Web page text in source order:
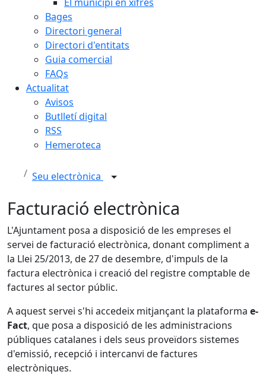
Bages
Directori general
Directori d'entitats
Guia comercial
FAQs
Actualitat
Avisos
Butlletí digital
RSS
Hemeroteca
Seu electrònica
Facturació electrònica
L'Ajuntament posa a disposició de les empreses el
servei de facturació electrònica, donant compliment a
la Llei 25/2013, de 27 de desembre, d'impuls de la
factura electrònica i creació del registre comptable de
factures al sector públic.
A aquest servei s'hi accedeix mitjançant la plataforma e-
Fact, que posa a disposició de les administracions
públiques catalanes i dels seus proveïdors sistemes
d'emissió, recepció i intercanvi de factures
electròniques.